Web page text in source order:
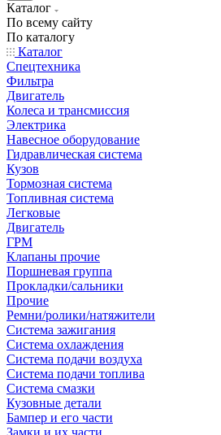
Каталог
По всему сайту
По каталогу
Каталог
Спецтехника
Фильтра
Двигатель
Колеса и трансмиссия
Электрика
Навесное оборудование
Гидравлическая система
Кузов
Тормозная система
Топливная система
Легковые
Двигатель
ГРМ
Клапаны прочие
Поршневая группа
Прокладки/сальники
Прочие
Ремни/ролики/натяжители
Система зажигания
Система охлаждения
Система подачи воздуха
Система подачи топлива
Система смазки
Кузовные детали
Бампер и его части
Замки и их части